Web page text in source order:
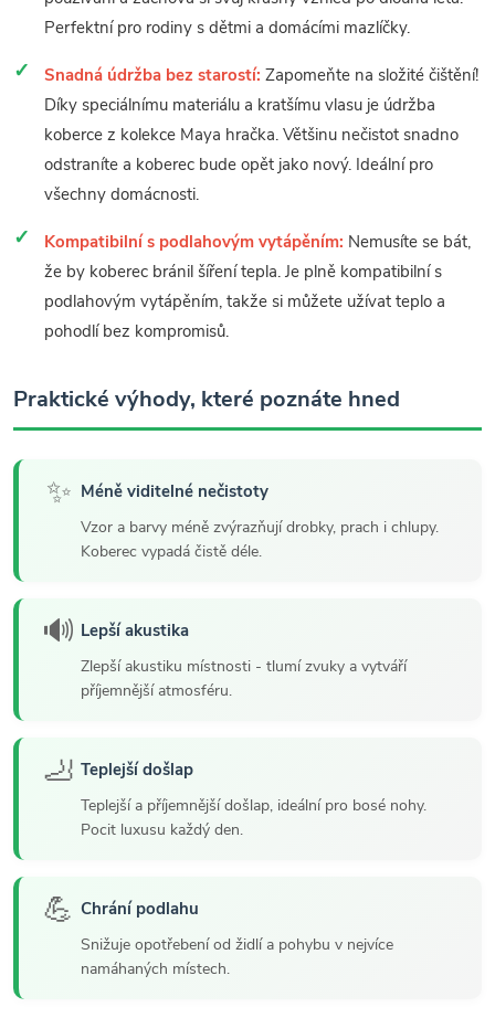
Perfektní pro rodiny s dětmi a domácími mazlíčky.
Snadná údržba bez starostí: Zapomeňte na složité čištění!
Díky speciálnímu materiálu a kratšímu vlasu je údržba
koberce z kolekce Maya hračka. Většinu nečistot snadno
odstraníte a koberec bude opět jako nový. Ideální pro
všechny domácnosti.
Kompatibilní s podlahovým vytápěním: Nemusíte se bát,
že by koberec bránil šíření tepla. Je plně kompatibilní s
podlahovým vytápěním, takže si můžete užívat teplo a
pohodlí bez kompromisů.
Praktické výhody, které poznáte hned
✨ Méně viditelné nečistoty
Vzor a barvy méně zvýrazňují drobky, prach i chlupy.
Koberec vypadá čistě déle.
🔊 Lepší akustika
Zlepší akustiku místnosti - tlumí zvuky a vytváří
příjemnější atmosféru.
🦶 Teplejší došlap
Teplejší a příjemnější došlap, ideální pro bosé nohy.
Pocit luxusu každý den.
💪 Chrání podlahu
Snižuje opotřebení od židlí a pohybu v nejvíce
namáhaných místech.